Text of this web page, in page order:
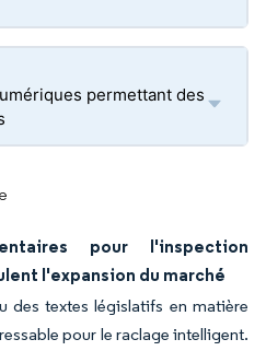
permettant des
pour l'inspection
l'expansion du marché
des textes législatifs en matière
pour le raclage intelligent.